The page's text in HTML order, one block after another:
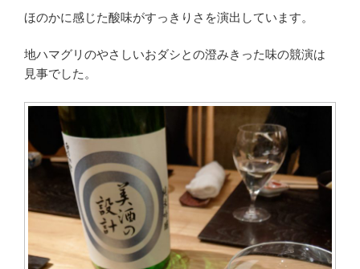
ほのかに感じた酸味がすっきりさを演出しています。
地ハマグリのやさしいおダシとの澄みきった味の競演は
見事でした。